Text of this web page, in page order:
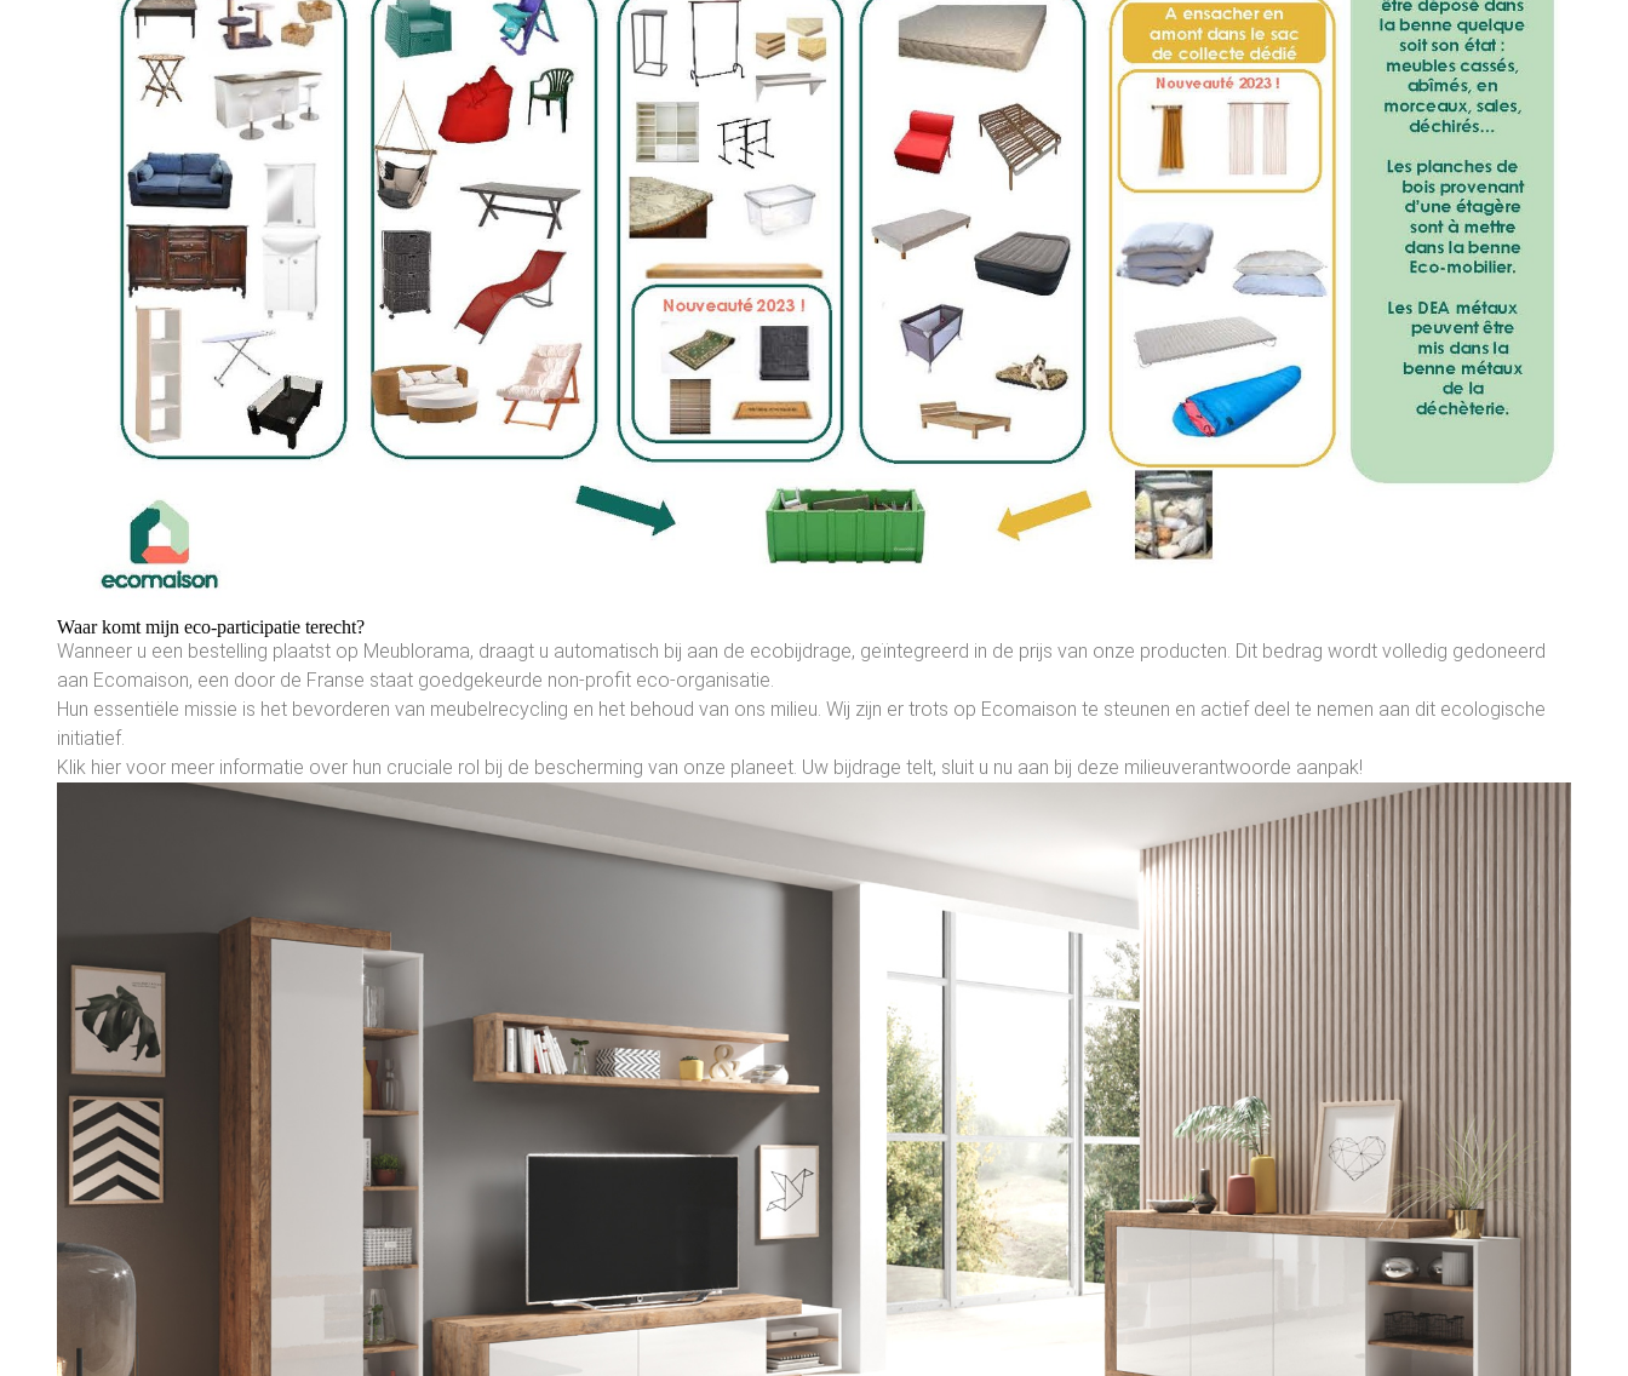
Waar komt mijn eco-participatie terecht?
Wanneer u een bestelling plaatst op Meublorama, draagt ​​u automatisch bij aan de ecobijdrage, geïntegreerd in de prijs van onze producten. Dit bedrag wordt volledig gedoneerd
aan Ecomaison, een door de Franse staat goedgekeurde non-profit eco-organisatie.
Hun essentiële missie is het bevorderen van meubelrecycling en het behoud van ons milieu. Wij zijn er trots op Ecomaison te steunen en actief deel te nemen aan dit ecologische
initiatief.
Klik hier voor meer informatie over hun cruciale rol bij de bescherming van onze planeet. Uw bijdrage telt, sluit u nu aan bij deze milieuverantwoorde aanpak!